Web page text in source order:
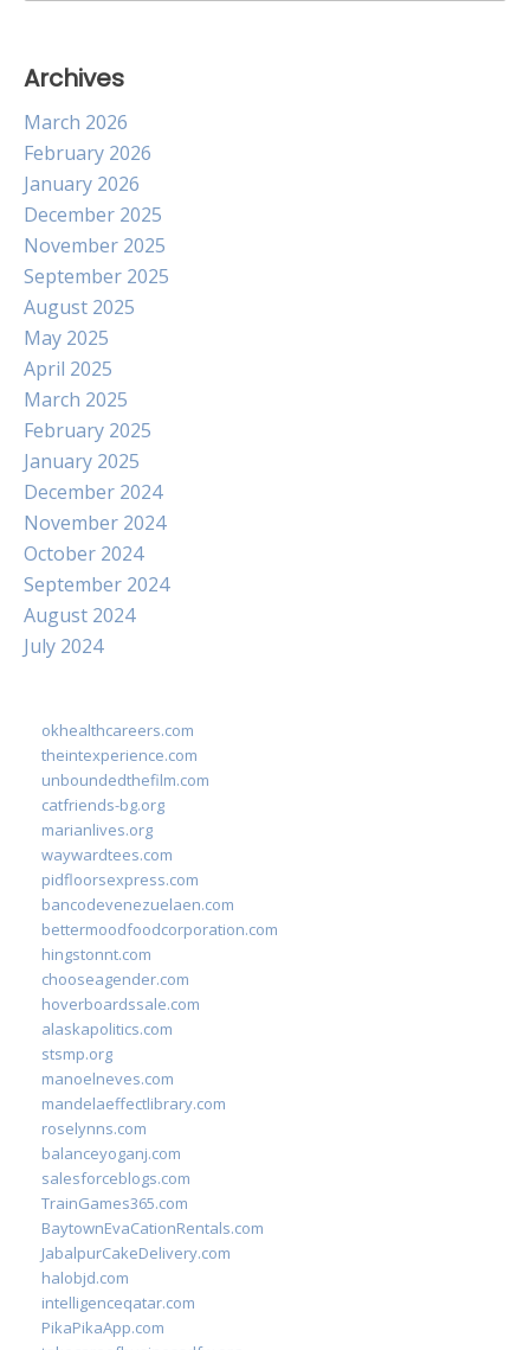
Archives
March 2026
February 2026
January 2026
December 2025
November 2025
September 2025
August 2025
May 2025
April 2025
March 2025
February 2025
January 2025
December 2024
November 2024
October 2024
September 2024
August 2024
July 2024
okhealthcareers.com
theintexperience.com
unboundedthefilm.com
catfriends-bg.org
marianlives.org
waywardtees.com
pidfloorsexpress.com
bancodevenezuelaen.com
bettermoodfoodcorporation.com
hingstonnt.com
chooseagender.com
hoverboardssale.com
alaskapolitics.com
stsmp.org
manoelneves.com
mandelaeffectlibrary.com
roselynns.com
balanceyoganj.com
salesforceblogs.com
TrainGames365.com
BaytownEvaCationRentals.com
JabalpurCakeDelivery.com
halobjd.com
intelligenceqatar.com
PikaPikaApp.com